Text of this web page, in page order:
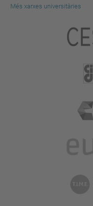
Més xarxes universitàries